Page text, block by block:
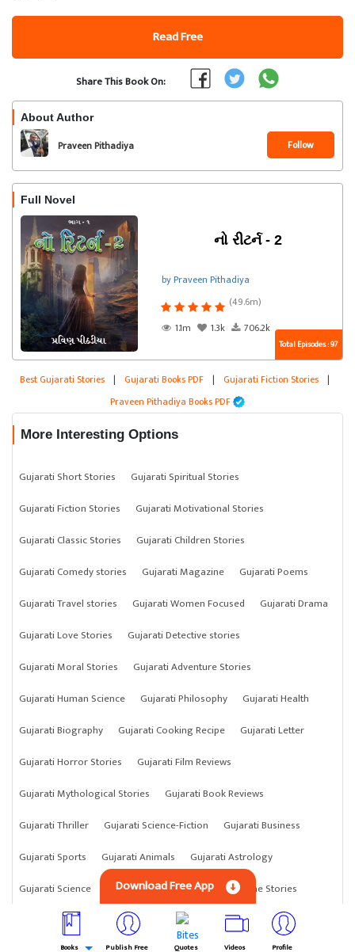
Read Free
Share This Book On:
About Author
Praveen Pithadiya Follow
Full Novel
નો રીટર્ન - 2
by Praveen Pithadiya
(49.6m)
1.1m
1.3k 706.2k
Total Episodes : 97
Best Gujarati Stories | Gujarati Books PDF | Gujarati Fiction Stories |
Praveen Pithadiya Books PDF
More Interesting Options
Gujarati Short Stories
Gujarati Spiritual Stories
Gujarati Fiction Stories
Gujarati Motivational Stories
Gujarati Classic Stories
Gujarati Children Stories
Gujarati Comedy stories
Gujarati Magazine
Gujarati Poems
Gujarati Travel stories
Gujarati Women Focused
Gujarati Drama
Gujarati Love Stories
Gujarati Detective stories
Gujarati Moral Stories
Gujarati Adventure Stories
Gujarati Human Science
Gujarati Philosophy
Gujarati Health
Gujarati Biography
Gujarati Cooking Recipe
Gujarati Letter
Gujarati Horror Stories
Gujarati Film Reviews
Gujarati Mythological Stories
Gujarati Book Reviews
Gujarati Thriller
Gujarati Science-Fiction
Gujarati Business
Gujarati Sports
Gujarati Animals
Gujarati Astrology
Gujarati Science
Gujarati Anything Gujarati Crime Stories
Download Free App
Books Publish Free Quotes Videos Profile